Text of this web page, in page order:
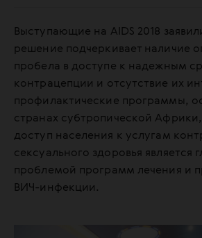
Выступающие на AIDS 2018
решение подчеркивает наличие
пробела в доступе к надежным
контрацепции и отсутствие их
профилактические программы,
странах субтропической
доступ населения к услугам
сексуального здоровья является
проблемой программ лечения и
ВИЧ-инфекции.